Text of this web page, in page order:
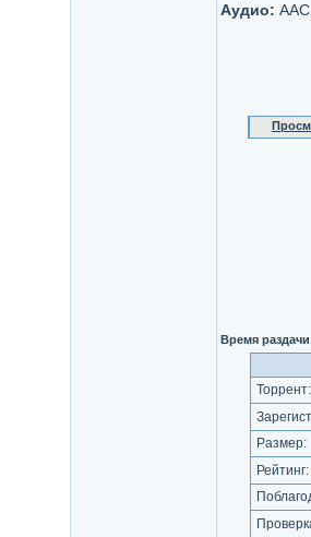
Аудио:
Время
Торрент:
Размер:
Рейтинг: